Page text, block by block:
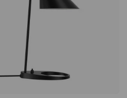
21 Juli 2026